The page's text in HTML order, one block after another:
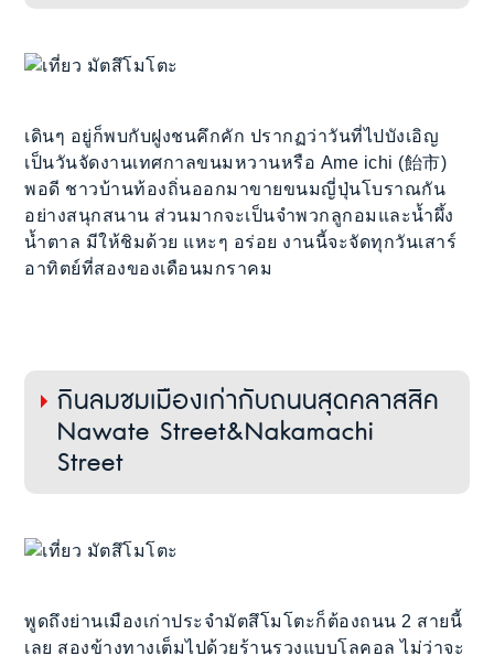
เดินๆ อยู่ก็พบกับฝูงชนคึกคัก ปรากฏว่าวันที่ไปบังเอิญ
เป็นวันจัดงานเทศกาลขนมหวานหรือ Ame ichi (飴市)
พอดี ชาวบ้านท้องถิ่นออกมาขายขนมญี่ปุ่นโบราณกัน
อย่างสนุกสนาน ส่วนมากจะเป็นจำพวกลูกอมและน้ำผึ้ง
น้ำตาล มีให้ชิมด้วย แหะๆ อร่อย งานนี้จะจัดทุกวันเสาร์
อาทิตย์ที่สองของเดือนมกราคม
กินลมชมเมืองเก่ากับถนนสุดคลาสสิค
Nawate Street&Nakamachi
Street
พูดถึงย่านเมืองเก่าประจำมัตสึโมโตะก็ต้องถนน 2 สายนี้
เลย สองข้างทางเต็มไปด้วยร้านรวงแบบโลคอล ไม่ว่าจะ